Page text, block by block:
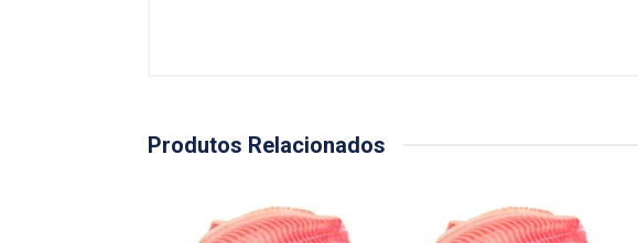
Produtos Relacionados